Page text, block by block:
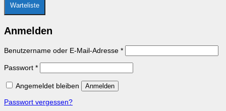
Warteliste
Anmelden
Benutzername oder E-Mail-Adresse *Erforderlich
Passwort *Erforderlich
Angemeldet bleiben Anmelden
Passwort vergessen?